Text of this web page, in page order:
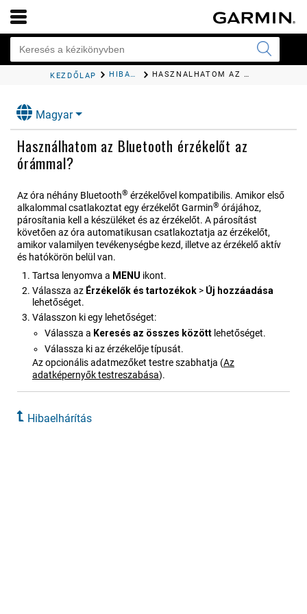
KEZDŐLAP HIBAELHÁRÍTÁS HASZNÁLHATOM AZ BLUETOOTH ÉRZÉKELŐT AZ ÓRÁMMAL?
Magyar
Használhatom az Bluetooth érzékelőt az
órámmal?
Az óra néhány Bluetooth® érzékelővel kompatibilis. Amikor első
alkalommal csatlakoztat egy érzékelőt Garmin® órájához,
párosítania kell a készüléket és az érzékelőt. A párosítást
követően az óra automatikusan csatlakoztatja az érzékelőt,
amikor valamilyen tevékenységbe kezd, illetve az érzékelő aktív
és hatókörön belül van.
Tartsa lenyomva a MENU ikont.
Válassza az Érzékelők és tartozékok > Új hozzáadása
lehetőséget.
Válasszon ki egy lehetőséget:
Válassza a Keresés az összes között lehetőséget.
Válassza ki az érzékelője típusát.
Az opcionális adatmezőket testre szabhatja (Az
adatképernyők testreszabása).
Hibaelhárítás